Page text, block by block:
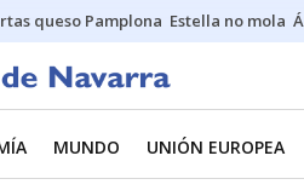
queso Pamplona Estella no mola
MUNDO UNIÓN EUROPEA